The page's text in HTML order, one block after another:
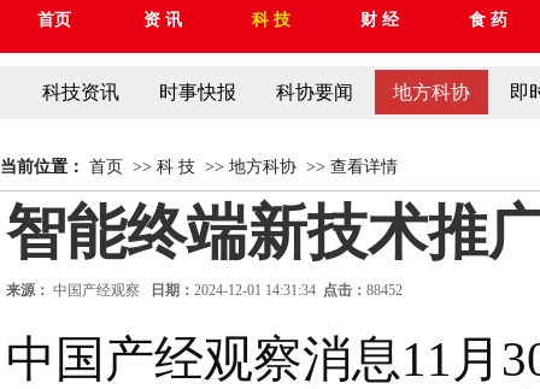
首页 资 讯 科 技 财 经 食 药
科技资讯 时事快报 科协要闻 地方科协 即
当前位置： 首页 >> 科 技 >> 地方科协 >> 查看详情
智能终端新技术推
来源： 中国产经观察 日期： 2024-12-01 14:31:34 点击： 88452
中国产经观察消息11月